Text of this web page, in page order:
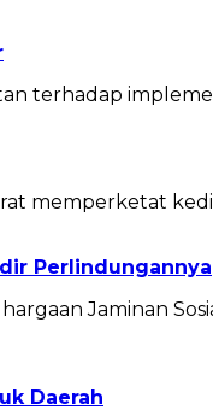
terhadap
memperketat
Perlindungannya
Jaminan
Daerah